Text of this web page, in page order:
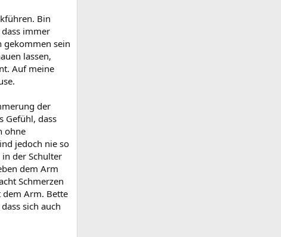
Bin
immer
gekommen sein
lassen,
Auf meine
der
Gefühl, dass
ohne
jedoch nie so
der Schulter
dem Arm
Schmerzen
Arm. Bette
sich auch